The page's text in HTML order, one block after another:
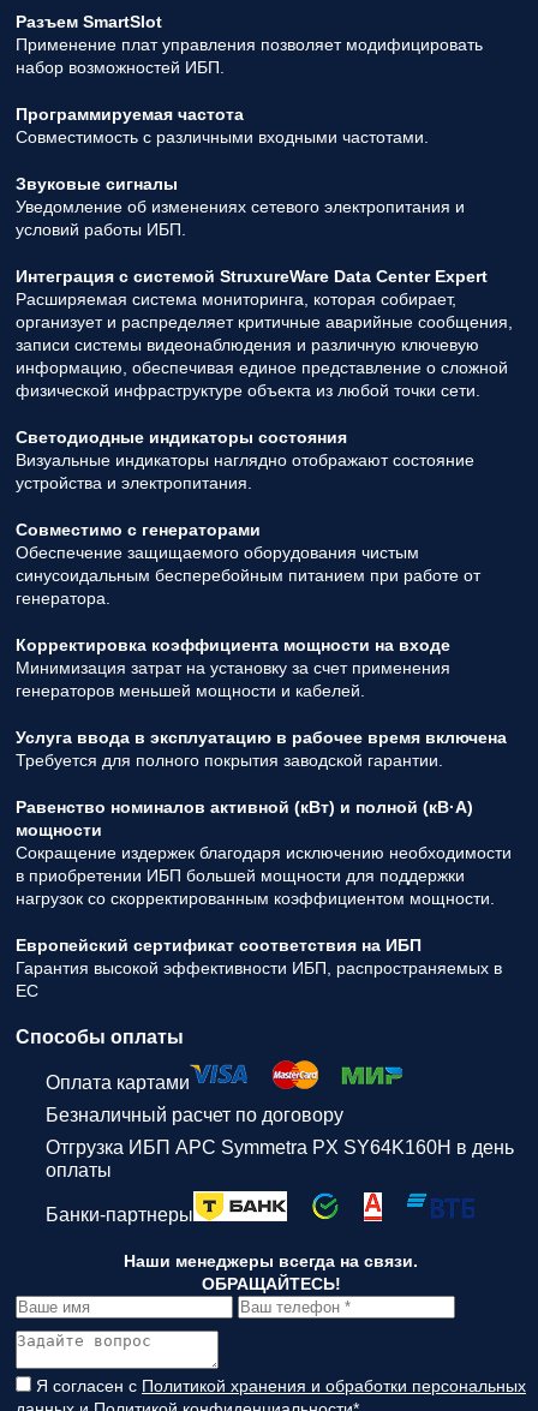
Разъем SmartSlot
Применение плат управления позволяет модифицировать
набор возможностей ИБП.
Программируемая частота
Совместимость с различными входными частотами.
Звуковые сигналы
Уведомление об изменениях сетевого электропитания и
условий работы ИБП.
Интеграция с системой StruxureWare Data Center Expert
Расширяемая система мониторинга, которая собирает,
организует и распределяет критичные аварийные сообщения,
записи системы видеонаблюдения и различную ключевую
информацию, обеспечивая единое представление о сложной
физической инфраструктуре объекта из любой точки сети.
Светодиодные индикаторы состояния
Визуальные индикаторы наглядно отображают состояние
устройства и электропитания.
Совместимо с генераторами
Обеспечение защищаемого оборудования чистым
синусоидальным бесперебойным питанием при работе от
генератора.
Корректировка коэффициента мощности на входе
Минимизация затрат на установку за счет применения
генераторов меньшей мощности и кабелей.
Услуга ввода в эксплуатацию в рабочее время включена
Требуется для полного покрытия заводской гарантии.
Равенство номиналов активной (кВт) и полной (кВ·А)
мощности
Сокращение издержек благодаря исключению необходимости
в приобретении ИБП большей мощности для поддержки
нагрузок со скорректированным коэффициентом мощности.
Европейский сертификат соответствия на ИБП
Гарантия высокой эффективности ИБП, распространяемых в
ЕС
Способы оплаты
Оплата картами
Безналичный расчет по договору
Отгрузка ИБП APC Symmetra PX SY64K160H в день
оплаты
Банки-партнеры
Наши менеджеры всегда на связи.
ОБРАЩАЙТЕСЬ!
Я согласен с Политикой хранения и обработки персональных